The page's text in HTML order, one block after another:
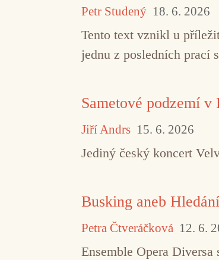
Petr Studený 18. 6. 2026
Tento text vznikl u
jednu z posledních prací
Sametové podzemí v
Jiří Andrs 15. 6. 2026
Jediný český koncert
Busking aneb Hledání
Petra Čtveráčková 12. 6.
Ensemble Opera